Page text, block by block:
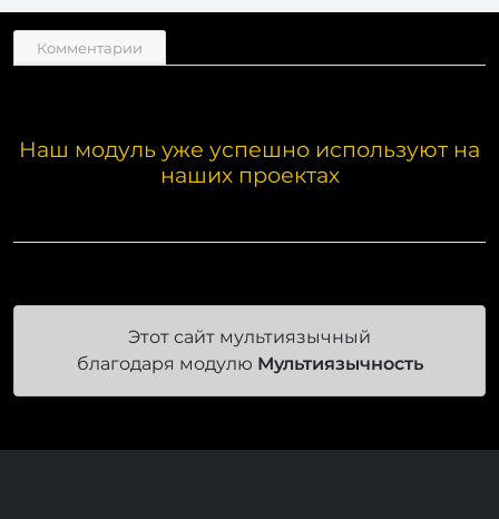
Комментарии
Наш модуль уже успешно используют на
наших проектах
Этот сайт мультиязычный
благодаря модулю Мультиязычность